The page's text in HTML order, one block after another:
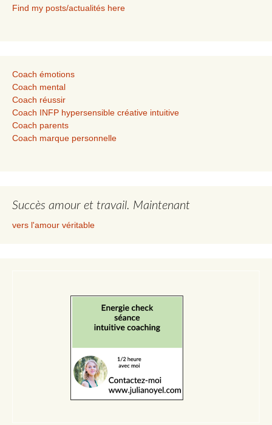
Find my posts/actualités here
Coach émotions
Coach mental
Coach réussir
Coach INFP hypersensible créative intuitive
Coach parents
Coach marque personnelle
Succès amour et travail. Maintenant
vers l'amour véritable